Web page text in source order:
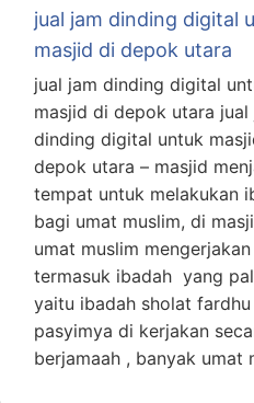
jual jam dinding digital
masjid di depok utara
jual jam dinding digital
masjid di depok utara jual
dinding digital untuk
depok utara – masjid
tempat untuk melakukan
bagi umat muslim, di
umat muslim
termasuk ibadah yang
yaitu ibadah sholat fardhu
pasyimya di kerjakan
berjamaah , banyak umat